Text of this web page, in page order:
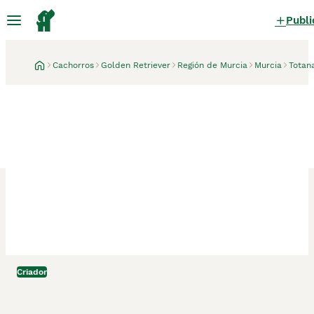
Cachorros Golden Retriever Región de Murcia Murcia
Criador
1 semana